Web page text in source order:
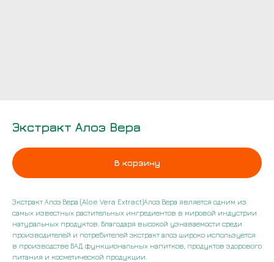
Экстракт Алоэ Вера
В корзину
Экстракт Алоэ Вера (Aloe Vera Extract)Алоэ Вера является одним из
самых известных растительных ингредиентов в мировой индустрии
натуральных продуктов. Благодаря высокой узнаваемости среди
производителей и потребителей экстракт алоэ широко используется
в производстве БАД, функциональных напитков, продуктов здорового
питания и косметической продукции.